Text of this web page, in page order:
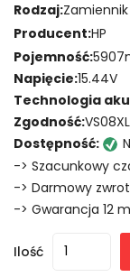
Rodzaj:Zamiennik
Producent:HP
Pojemność:
Napięcie:15.44V
Technologia
Zgodność:VS08XL
Dostępność:
-> Szacunkowy
-> Darmowy
-> Gwarancja 12
Ilość